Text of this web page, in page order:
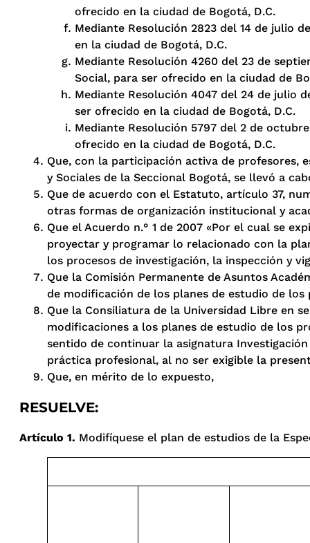
ofrecido en la ciudad de Bogotá, D.C.
Mediante Resolución 2823 del 14 de julio
en la ciudad de Bogotá, D.C.
Mediante Resolución 4260 del 23 de
Social, para ser ofrecido en la ciudad de
Mediante Resolución 4047 del 24 de julio
ser ofrecido en la ciudad de Bogotá, D.C.
Mediante Resolución 5797 del 2 de
ofrecido en la ciudad de Bogotá, D.C.
Que, con la participación activa de profesores,
y Sociales de la Seccional Bogotá, se llevó a
Que de acuerdo con el Estatuto, artículo 37,
otras formas de organización institucional y
Que el Acuerdo n.° 1 de 2007 «Por el cual se
proyectar y programar lo relacionado con la
los procesos de investigación, la inspección y
Que la Comisión Permanente de Asuntos
de modificación de los planes de estudio de los
Que la Consiliatura de la Universidad Libre en
modificaciones a los planes de estudio de los
sentido de continuar la asignatura
práctica profesional, al no ser exigible la
Que, en mérito de lo expuesto,
RESUELVE:
Artículo 1. Modifíquese el plan de estudios de la